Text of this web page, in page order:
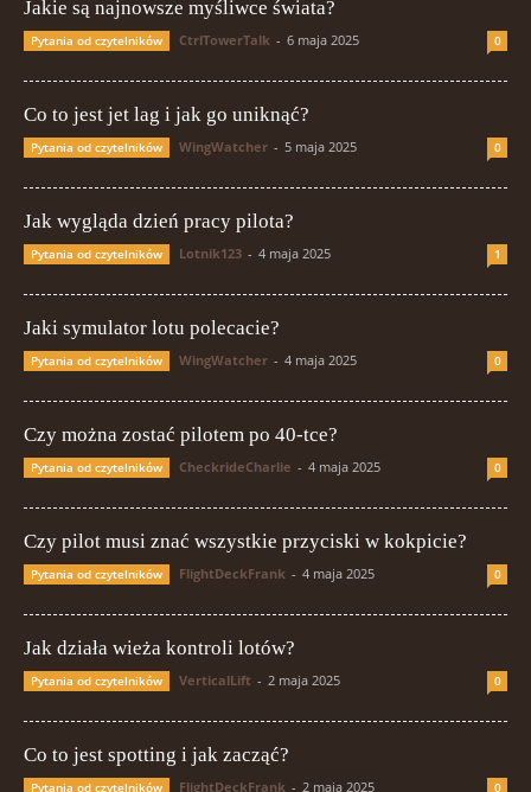
Jakie są najnowsze myśliwce świata?
Pytania od czytelników CtrlTowerTalk - 6 maja 2025 0
Co to jest jet lag i jak go uniknąć?
Pytania od czytelników WingWatcher - 5 maja 2025 0
Jak wygląda dzień pracy pilota?
Pytania od czytelników Lotnik123 - 4 maja 2025 1
Jaki symulator lotu polecacie?
Pytania od czytelników WingWatcher - 4 maja 2025 0
Czy można zostać pilotem po 40-tce?
Pytania od czytelników CheckrideCharlie - 4 maja 2025 0
Czy pilot musi znać wszystkie przyciski w kokpicie?
Pytania od czytelników FlightDeckFrank - 4 maja 2025 0
Jak działa wieża kontroli lotów?
Pytania od czytelników VerticalLift - 2 maja 2025 0
Co to jest spotting i jak zacząć?
Pytania od czytelników FlightDeckFrank - 2 maja 2025 0